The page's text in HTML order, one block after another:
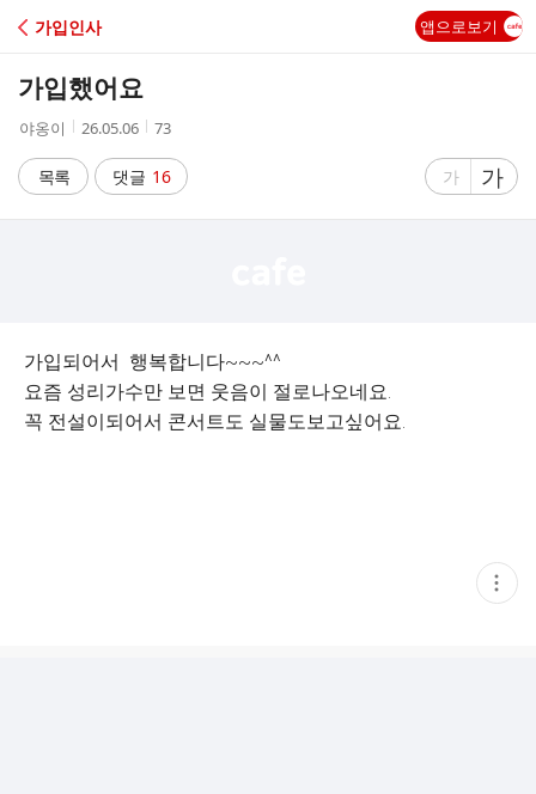
C
A
가입인사 앱으로보기
가입했어요
작
자
야옹이
작
시
간
26.05.06
조
수
73
목록 댓글 16
글
가
글
자
가
가입되어서 행복합니다~~~^^
요즘 성리가수만 보면 웃음이 절로나오네요.
꼭 전설이되어서 콘서트도 실물도보고싶어요.
현
재